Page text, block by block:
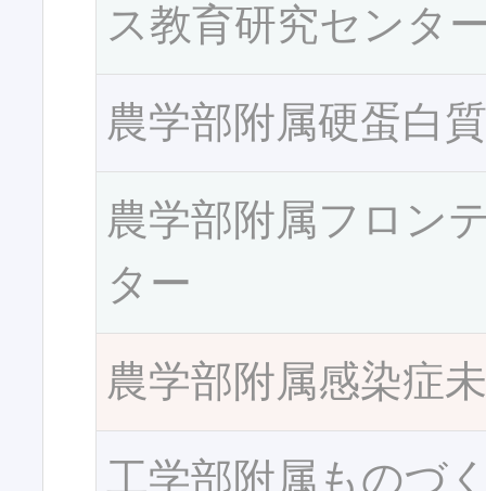
ス教育研究センタ
農学部附属硬蛋白
農学部附属フロン
ター
農学部附属感染症
工学部附属ものづ